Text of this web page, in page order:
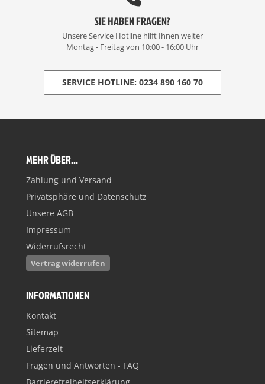
SIE HABEN FRAGEN?
Unsere Service Hotline hilft Ihnen weiter
Montag - Freitag von 10:00 - 16:00 Uhr
SERVICE HOTLINE: 0234 890 160 70
MEHR ÜBER...
Zahlung und Versand
Privatsphäre und Datenschutz
Unsere AGB
Impressum
Widerrufsrecht
Vertrag widerrufen
INFORMATIONEN
Kontakt
Sitemap
Lieferzeit
Fragen und Antworten - FAQ